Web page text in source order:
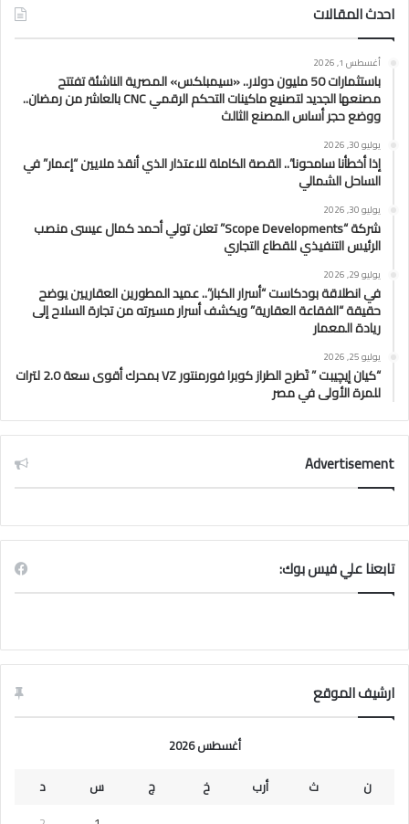
احدث المقالات
أغسطس 1, 2026
باستثمارات 50 مليون دولار.. «سيمبلكس» المصرية الناشئة تفتتح
مصنعها الجديد لتصنيع ماكينات التحكم الرقمي CNC بالعاشر من رمضان..
ووضع حجر أساس المصنع الثالث
يوليو 30, 2026
إذا أخطأنا سامحونا”.. القصة الكاملة للاعتذار الذي أنقذ ملايين “إعمار” في
الساحل الشمالي
يوليو 30, 2026
شركة “Scope Developments” تعلن تولي أحمد كمال عيسى منصب
الرئيس التنفيذي للقطاع التجاري
يوليو 29, 2026
في انطلاقة بودكاست “أسرار الكبار”.. عميد المطورين العقاريين يوضح
حقيقة “الفقاعة العقارية” ويكشف أسرار مسيرته من تجارة السلاح إلى
ريادة المعمار
يوليو 25, 2026
“كيان إيچيبت ” تَطرح الطراز كوبرا فورمنتور VZ بمحرك أقوى سعة 2.0 لترات
للمرة الأولى في مصر
Advertisement
تابعنا علي فيس بوك:
ارشيف الموقع
أغسطس 2026
ن
ث أرب خ ج س
د